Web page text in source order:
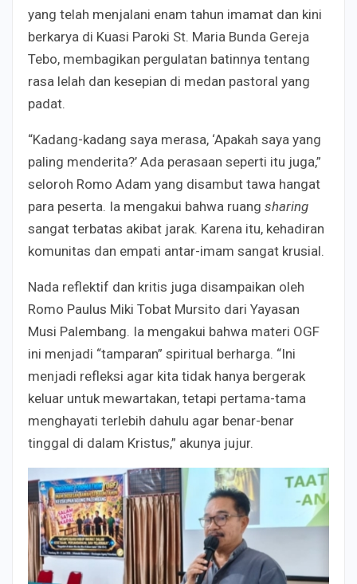
yang telah menjalani enam tahun imamat dan kini
berkarya di Kuasi Paroki St. Maria Bunda Gereja
Tebo, membagikan pergulatan batinnya tentang
rasa lelah dan kesepian di medan pastoral yang
padat.
“Kadang-kadang saya merasa, ‘Apakah saya yang
paling menderita?’ Ada perasaan seperti itu juga,”
seloroh Romo Adam yang disambut tawa hangat
para peserta. Ia mengakui bahwa ruang sharing
sangat terbatas akibat jarak. Karena itu, kehadiran
komunitas dan empati antar-imam sangat krusial.
Nada reflektif dan kritis juga disampaikan oleh
Romo Paulus Miki Tobat Mursito dari Yayasan
Musi Palembang. Ia mengakui bahwa materi OGF
ini menjadi “tamparan” spiritual berharga. “Ini
menjadi refleksi agar kita tidak hanya bergerak
keluar untuk mewartakan, tetapi pertama-tama
menghayati terlebih dahulu agar benar-benar
tinggal di dalam Kristus,” akunya jujur.